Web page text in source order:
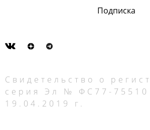
Подписка
Свидетельство о
серия Эл № ФС77-75510
19.04.2019 г.